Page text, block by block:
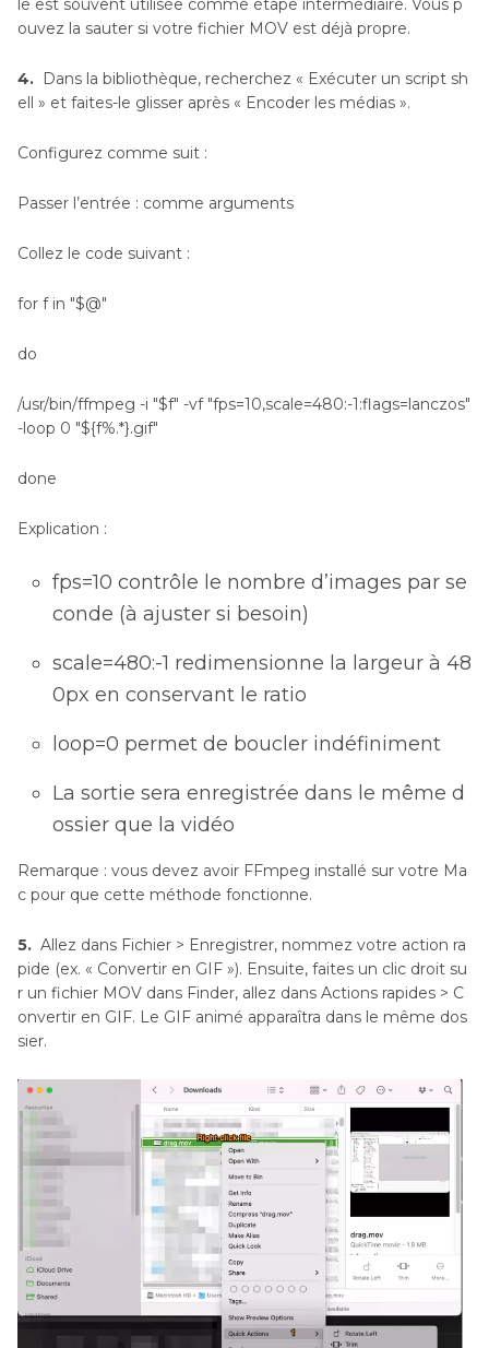
le est souvent utilisée comme étape intermédiaire. Vous p
ouvez la sauter si votre fichier MOV est déjà propre.
4.
Dans la bibliothèque, recherchez « Exécuter un script sh
ell » et faites-le glisser après « Encoder les médias ».
Configurez comme suit :
Passer l’entrée : comme arguments
Collez le code suivant :
for f in "$@"
do
/usr/bin/ffmpeg -i "$f" -vf "fps=10,scale=480:-1:flags=lanczos"
-loop 0 "${f%.*}.gif"
done
Explication :
fps=10 contrôle le nombre d’images par se
conde (à ajuster si besoin)
scale=480:-1 redimensionne la largeur à 48
0px en conservant le ratio
loop=0 permet de boucler indéfiniment
La sortie sera enregistrée dans le même d
ossier que la vidéo
Remarque : vous devez avoir FFmpeg installé sur votre Ma
c pour que cette méthode fonctionne.
5. Allez dans Fichier > Enregistrer, nommez votre action ra
pide (ex. « Convertir en GIF »). Ensuite, faites un clic droit su
r un fichier MOV dans Finder, allez dans Actions rapides > C
onvertir en GIF. Le GIF animé apparaîtra dans le même dos
sier.